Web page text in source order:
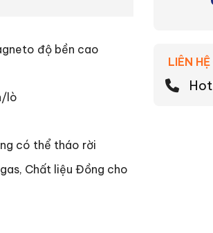
độ bền cao
lò
có thể tháo rời
Chất liệu Đồng cho
LIÊN